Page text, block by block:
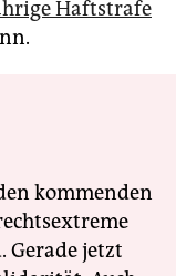
Haftstrafe
kommenden
Gerade jetzt